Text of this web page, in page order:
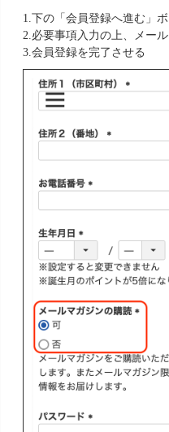
1.下の「会員登録へ進む」
2.必要事項入力の上、メー
3.会員登録を完了させる